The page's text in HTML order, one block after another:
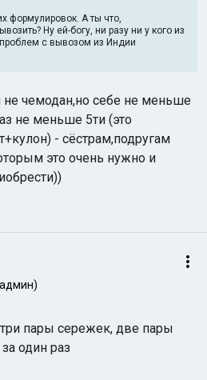
формулировок. А ты что,
Ну ей-богу, ни разу ни у кого из
с вывозом из Индии
не чемодан,но себе не меньше
не меньше 5ти (это
- сёстрам,подругам
это очень нужно и
пары сережек, две пары
один раз